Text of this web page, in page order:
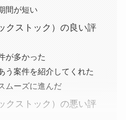
間が短い
クストック）の良い評
が多かった
う案件を紹介してくれた
ムーズに進んだ
クストック）の悪い評